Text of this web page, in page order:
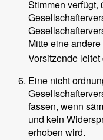
Stimmen verfügt,
Mitte eine
Vorsitzende
Eine nicht
fassen, wenn
und kein
erhoben wird.